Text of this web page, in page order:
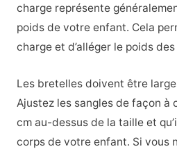
charge représente
poids de votre enfant. Cela
charge et d’alléger le poids
Les bretelles doivent être
Ajustez les sangles de façon à
cm au-dessus de la taille et
corps de votre enfant. Si vous